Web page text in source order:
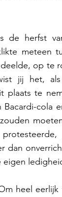
de herfst
meteen
op te
jij het,
plaats te
cola
dan
eigen
Om heel